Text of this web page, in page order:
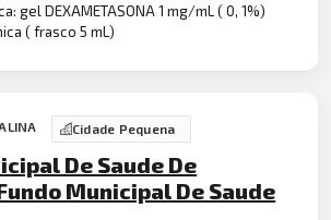
gel DEXAMETASONA 1 mg/mL ( 0, 1%)
( frasco 5 mL)
Cidade Pequena
De Saude De
Municipal De Saude